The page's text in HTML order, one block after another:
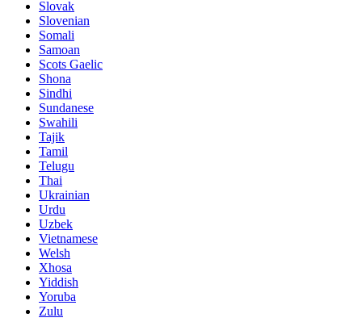
Slovak
Slovenian
Somali
Samoan
Scots Gaelic
Shona
Sindhi
Sundanese
Swahili
Tajik
Tamil
Telugu
Thai
Ukrainian
Urdu
Uzbek
Vietnamese
Welsh
Xhosa
Yiddish
Yoruba
Zulu